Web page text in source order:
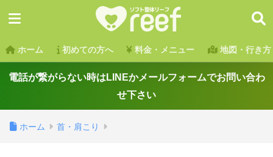
ホーム 初めての方へ 料金・メニュー 地図・行き方
電話が繋がらない時はLINEかメールフォームでお問い合わ
せ下さい
ホーム 首・肩こり